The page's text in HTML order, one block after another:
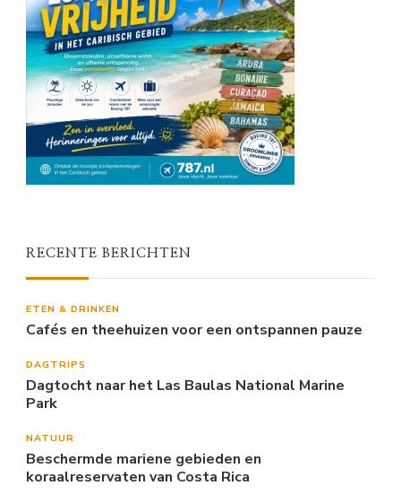
RECENTE BERICHTEN
ETEN & DRINKEN
Cafés en theehuizen voor een ontspannen pauze
DAGTRIPS
Dagtocht naar het Las Baulas National Marine
Park
NATUUR
Beschermde mariene gebieden en
koraalreservaten van Costa Rica